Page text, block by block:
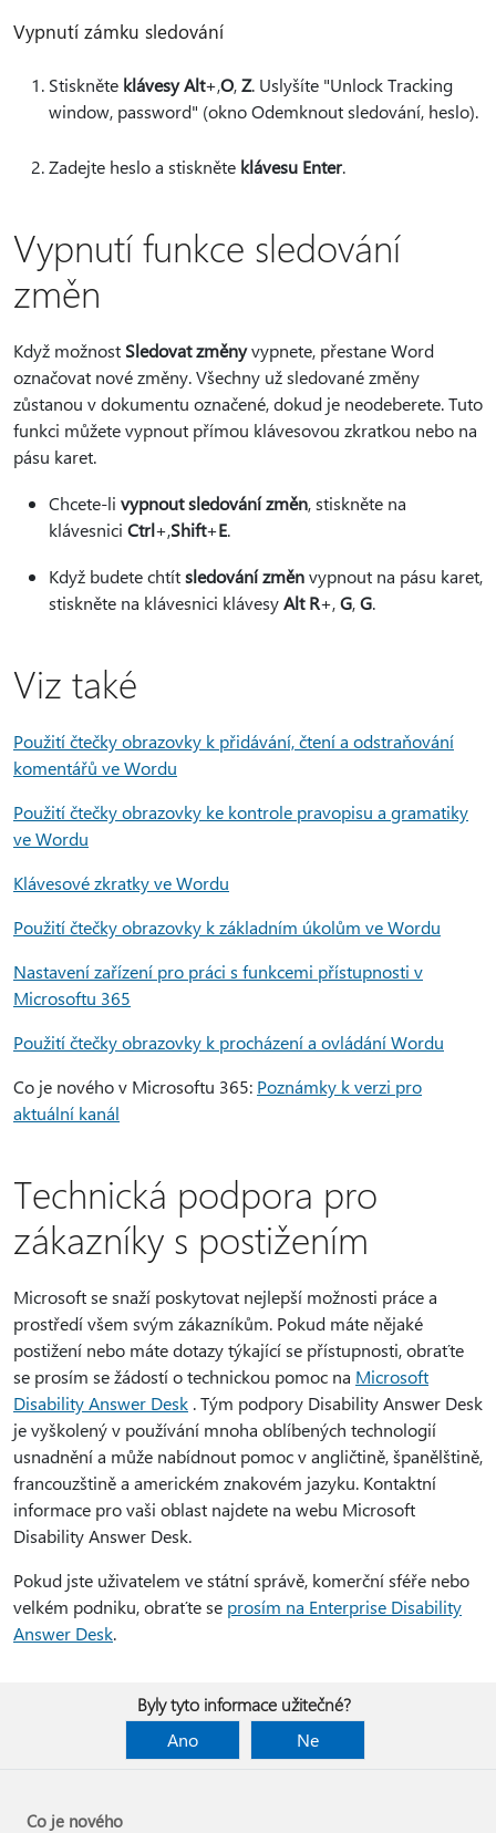
Vypnutí zámku sledování
Stiskněte klávesy Alt+,O,Z. Uslyšíte "Unlock Tracking
window, password" (okno Odemknout sledování, heslo).
Zadejte heslo a stiskněte klávesu Enter.
Vypnutí funkce sledování
změn
Když možnost Sledovat změnyvypnete, přestane Word
označovat nové změny. Všechny už sledované změny
zůstanou v dokumentu označené, dokud je neodeberete. Tuto
funkci můžete vypnout přímou klávesovou zkratkou nebo na
pásu karet.
Chcete-li vypnout sledování změn, stiskněte na
klávesnici Ctrl+,Shift+E.
Když budete chtítsledování změnvypnout na pásu karet,
stiskněte na klávesnici klávesyAlt R+,G,G.
Viz také
Použití čtečky obrazovky k přidávání, čtení a odstraňování
komentářů ve Wordu
Použití čtečky obrazovky ke kontrole pravopisu a gramatiky
ve Wordu
Klávesové zkratky ve Wordu
Použití čtečky obrazovky k základním úkolům ve Wordu
Nastavení zařízení pro práci s funkcemi přístupnosti v
Microsoftu 365
Použití čtečky obrazovky k procházení a ovládání Wordu
Co je nového v Microsoftu 365: Poznámky k verzi pro
aktuální kanál
Technická podpora pro
zákazníky s postižením
Microsoft se snaží poskytovat nejlepší možnosti práce a
prostředí všem svým zákazníkům. Pokud máte nějaké
postižení nebo máte dotazy týkající se přístupnosti, obraťte
se prosím se žádostí o technickou pomoc na Microsoft
Disability Answer Desk . Tým podpory Disability Answer Desk
je vyškolený v používání mnoha oblíbených technologií
usnadnění a může nabídnout pomoc v angličtině, španělštině,
francouzštině a americkém znakovém jazyku. Kontaktní
informace pro vaši oblast najdete na webu Microsoft
Disability Answer Desk.
Pokud jste uživatelem ve státní správě, komerční sféře nebo
velkém podniku, obraťte se prosím na Enterprise Disability
Answer Desk.
Byly tyto informace užitečné?
Ano
Ne
Co je nového